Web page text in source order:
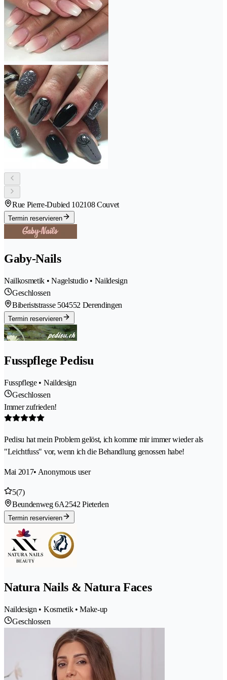
Rue Pierre-Dubied 102108 Couvet
Termin reservieren
Gaby-Nails
Nailkosmetik • Nagelstudio • Naildesign
Geschlossen
Biberiststrasse 504552 Derendingen
Termin reservieren
Fusspflege Pedisu
Fusspflege • Naildesign
Geschlossen
Immer zufrieden!
Pedisu hat mein Problem gelöst, ich komme mir immer wieder als
"Leichtfuss" vor, wenn ich die Behandlung genossen habe!
Mai 2017• Anonymous user
5(7)
Beundenweg 6A2542 Pieterlen
Termin reservieren
Natura Nails & Natura Faces
Naildesign • Kosmetik • Make-up
Geschlossen